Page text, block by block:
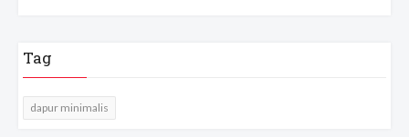
Tag
dapur minimalis